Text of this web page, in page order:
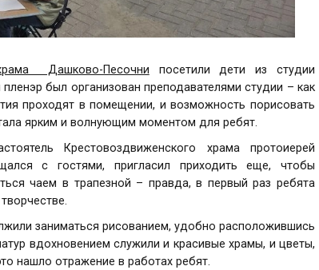
Дашково-Песочни посетили дети из студии
был организован преподавателями студии – как
проходят в помещении, и возможность порисовать
ярким и волнующим моментом для ребят.
Крестовоздвиженского храма протоиерей
с гостями, пригласил приходить еще, чтобы
чаем в трапезной – правда, в первый раз ребята
заниматься рисованием, удобно расположившись
вдохновением служили и красивые храмы, и цветы,
нашло отражение в работах ребят.